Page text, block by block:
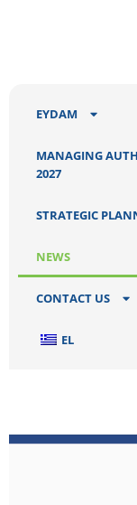
EYDAM
MANAGING
2027
STRATEGIC
NEWS
CONTACT US
EL